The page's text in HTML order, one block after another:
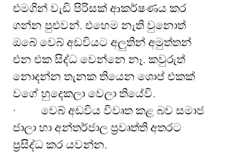
එමගින් වැඩි පිරිසක් ආකර්ෂණය කර
ගන්න පුළුවන්. එහෙම නැති වුනොත්
ඔබේ වෙබ් අඩවියට අලුතින් අමුත්තන්
එන එක සිද්ධ වෙන්නෙ නෑ. කවුරුත්
නොදන්න තැනක තියෙන ශොප් එකක්
වගේ හුදෙකලා වෙලා තියේවි.
·         වෙබ් අඩවිය විවෘත කළ බව සමාජ
ජාලා හා අන්තර්ජාල ප්‍රවෘත්ති අතරට
ප්‍රසිද්ධ කර යවන්න.